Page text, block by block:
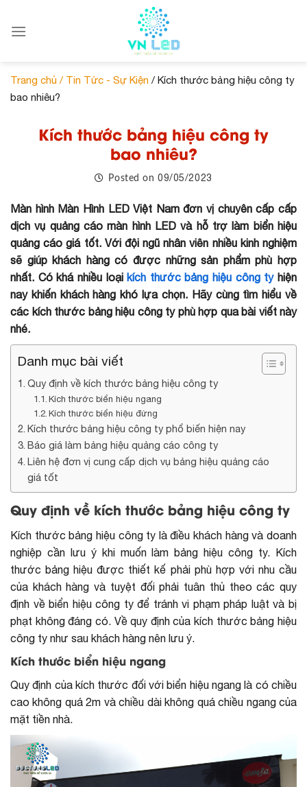
Trang chủ / Tin Tức - Sự Kiện / Kích thước bảng hiệu công ty
bao nhiêu?
Kích thước bảng hiệu công ty
bao nhiêu?
Posted on09/05/2023
Màn hình Màn Hình LED Việt Nam đơn vị chuyên cấp cấp
dịch vụ quảng cáo màn hình LED và hỗ trợ làm biển hiệu
quảng cáo giá tốt. Với đội ngũ nhân viên nhiều kinh nghiệm
sẽ giúp khách hàng có được những sản phẩm phù hợp
nhất. Có khá nhiều loạikích thước bảng hiệu công tyhiện
nay khiến khách hàng khó lựa chọn. Hãy cùng tìm hiểu về
các kích thước bảng hiệu công ty phù hợp qua bài viết này
nhé.
Danh mục bài viết
Quy định về kích thước bảng hiệu công ty
Kích thước biển hiệu ngang
Kích thước biển hiệu đứng
Kích thước bảng hiệu công ty phổ biến hiện nay
Báo giá làm bảng hiệu quảng cáo công ty
Liên hệ đơn vị cung cấp dịch vụ bảng hiệu quảng cáo
giá tốt
Quy định về kích thước bảng hiệu công ty
Kích thước bảng hiệu công ty là điều khách hàng và doanh
nghiệp cần lưu ý khi muốn làm bảng hiệu công ty. Kích
thước bảng hiệu được thiết kế phải phù hợp với nhu cầu
của khách hàng và tuyệt đối phải tuân thủ theo các quy
định về biển hiệu công ty để tránh vi phạm pháp luật và bị
phạt không đáng có. Về quy định của kích thước bảng hiệu
công ty như sau khách hàng nên lưu ý.
Kích thước biển hiệu ngang
Quy định của kích thước đối với biển hiệu ngang là có chiều
cao không quá 2m và chiều dài không quá chiều ngang của
mặt tiền nhà.